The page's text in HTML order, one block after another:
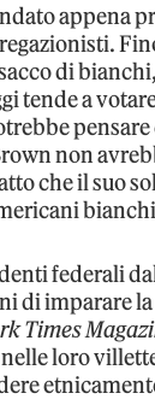
appena
di
tende a
non
che il suo
federali
di imparare
Times
loro